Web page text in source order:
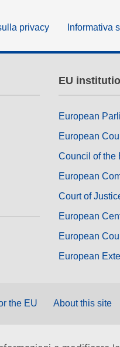
privacy Informativa
EU
European
European
Council of the
European
Court of
European
European
European
the EU About this site